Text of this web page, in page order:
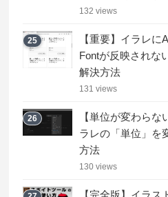
132 views
25
【重要】イラレに
Fontが反映されな
解決方法
131 views
26
【単位が変わらな
ラレの「単位」を
方法
130 views
【完全版】イラス